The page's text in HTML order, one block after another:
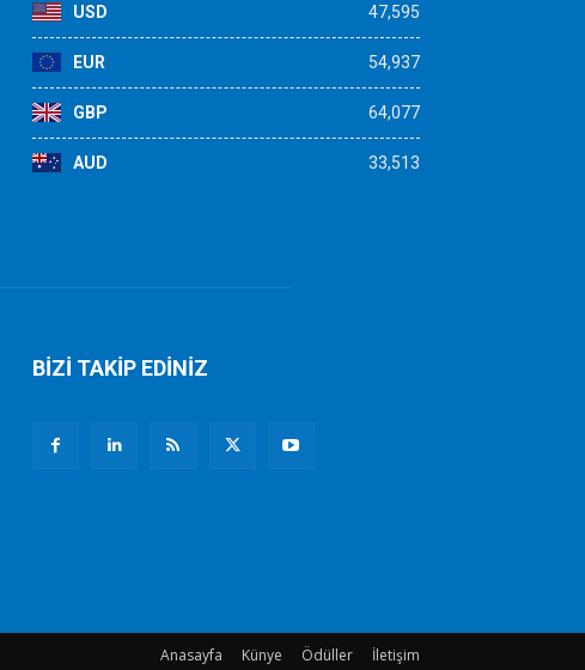
USD 47,595
EUR 54,937
GBP 64,077
AUD 33,513
BİZİ TAKİP EDİNİZ
Anasayfa Künye Ödüller İletişim